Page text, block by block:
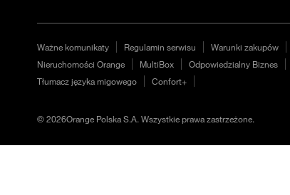
Ważne komunikaty Regulamin serwisu Warunki zakupów
Nieruchomości Orange
MultiBox Odpowiedzialny Biznes
Tłumacz języka migowego
Confort+
©2026Orange Polska S.A. Wszystkie prawa zastrzeżone.